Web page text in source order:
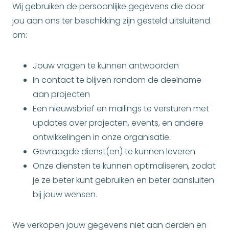
Wij gebruiken de persoonlijke gegevens die door
jou aan ons ter beschikking zijn gesteld uitsluitend
om:
Jouw vragen te kunnen antwoorden
In contact te blijven rondom de deelname
aan projecten
Een nieuwsbrief en mailings te versturen met
updates over projecten, events, en andere
ontwikkelingen in onze organisatie.
Gevraagde dienst(en) te kunnen leveren.
Onze diensten te kunnen optimaliseren, zodat
je ze beter kunt gebruiken en beter aansluiten
bij jouw wensen.
We verkopen jouw gegevens niet aan derden en